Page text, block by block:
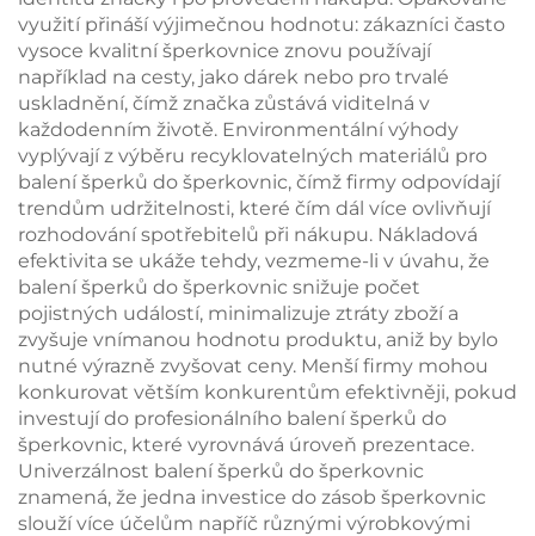
využití přináší výjimečnou hodnotu: zákazníci často
vysoce kvalitní šperkovnice znovu používají
například na cesty, jako dárek nebo pro trvalé
uskladnění, čímž značka zůstává viditelná v
každodenním životě. Environmentální výhody
vyplývají z výběru recyklovatelných materiálů pro
balení šperků do šperkovnic, čímž firmy odpovídají
trendům udržitelnosti, které čím dál více ovlivňují
rozhodování spotřebitelů při nákupu. Nákladová
efektivita se ukáže tehdy, vezmeme-li v úvahu, že
balení šperků do šperkovnic snižuje počet
pojistných událostí, minimalizuje ztráty zboží a
zvyšuje vnímanou hodnotu produktu, aniž by bylo
nutné výrazně zvyšovat ceny. Menší firmy mohou
konkurovat větším konkurentům efektivněji, pokud
investují do profesionálního balení šperků do
šperkovnic, které vyrovnává úroveň prezentace.
Univerzálnost balení šperků do šperkovnic
znamená, že jedna investice do zásob šperkovnic
slouží více účelům napříč různými výrobkovými